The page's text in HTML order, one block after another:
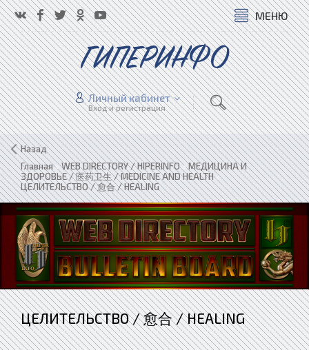
МЕНЮ
ГИПЕРИНФО
Личный кабинет
Вход и регистрация
Назад
Главная»WEB DIRECTORY / HIPERINFO»МЕДИЦИНА И
ЗДОРОВЬЕ / 医药卫生 / MEDICINE AND HEALTH»
ЦЕЛИТЕЛЬСТВО / 愈合 / HEALING
ЦЕЛИТЕЛЬСТВО / 愈合 / HEALING